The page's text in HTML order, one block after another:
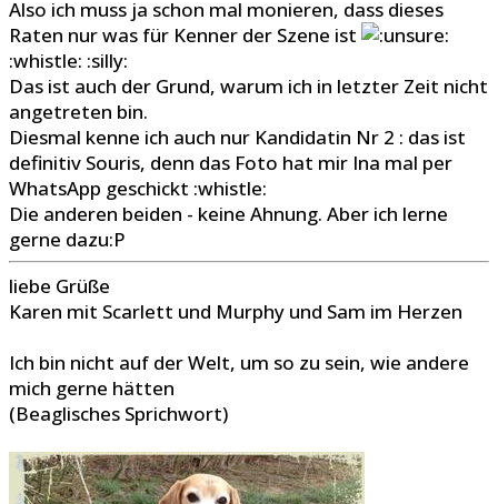
Also ich muss ja schon mal monieren, dass dieses
Raten nur was für Kenner der Szene ist
:whistle: :silly:
Das ist auch der Grund, warum ich in letzter Zeit nicht
angetreten bin.
Diesmal kenne ich auch nur Kandidatin Nr 2 : das ist
definitiv Souris, denn das Foto hat mir Ina mal per
WhatsApp geschickt :whistle:
Die anderen beiden - keine Ahnung. Aber ich lerne
gerne dazu:P
liebe Grüße
Karen mit Scarlett und Murphy und Sam im Herzen
Ich bin nicht auf der Welt, um so zu sein, wie andere
mich gerne hätten
(Beaglisches Sprichwort)